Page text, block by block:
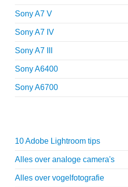
Sony A7 V
Sony A7 IV
Sony A7 III
Sony A6400
Sony A6700
10 Adobe Lightroom tips
Alles over analoge camera's
Alles over vogelfotografie